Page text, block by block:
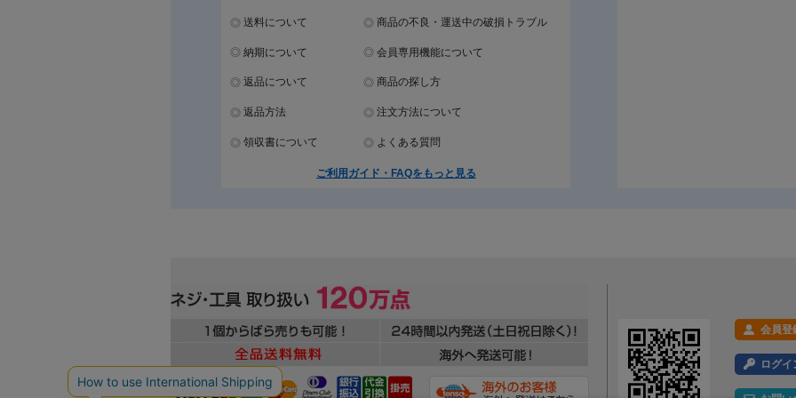
送料について 商品の不良・運送中の破損トラブル
納期について 会員専用機能について
返品について 商品の探し方
返品方法 注文方法について
領収書について よくある質問
ご利用ガイド・FAQをもっと見る
会員登
ログイ